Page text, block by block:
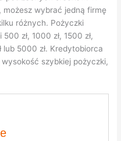
wybrać jedną firmę
różnych. Pożyczki
zł, 1000 zł, 1500 zł,
lub 5000 zł. Kredytobiorca
szybkiej pożyczki,